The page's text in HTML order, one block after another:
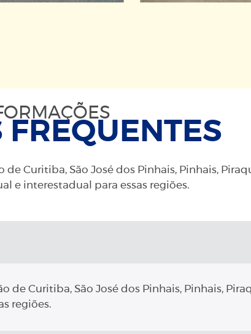
FREQUENTES
Curitiba, São José dos Pinhais, Pinhais,
e interestadual para essas regiões.
Curitiba, São José dos Pinhais, Pinhais,
regiões.